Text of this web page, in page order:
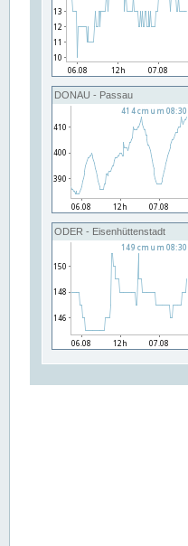
DONAU - Passau
ODER - Eisenhüttenstadt